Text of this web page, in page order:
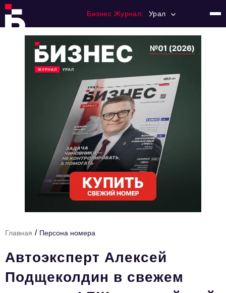
Бизнес Журнал: Урал
Тема номера
Инфраструктура развития
Технологии и тренды
Ниши и рынки
Главная / Персона номера
Автоэксперт Алексей
Подщеколдин в свежем